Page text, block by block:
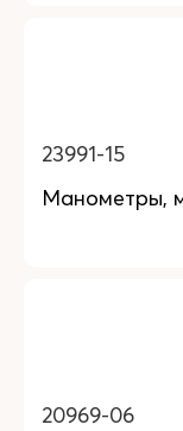
23991-15
Манометры,
20969-06